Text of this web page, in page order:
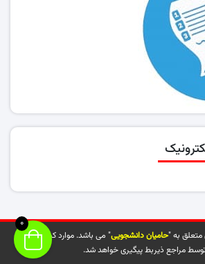
به "حامیان دانشجویی" می باشد. موارد کپی شده از
مراجع ذیربط پیگیری خواهد شد.
0